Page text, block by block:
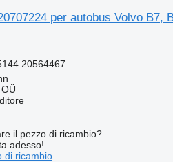
per autobus Volvo B7,
20564467
il pezzo di ricambio?
adesso!
di ricambio